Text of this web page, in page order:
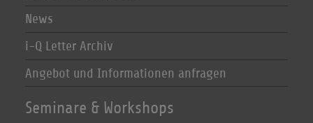
News
i-Q Letter Archiv
Angebot und Informationen anfragen
Seminare & Workshops